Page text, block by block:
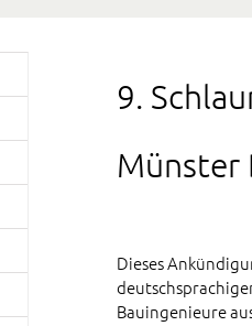
9.
Münster
Dieses
Bauingenieure